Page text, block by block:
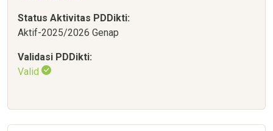
Status Aktivitas PDDikti:
Aktif-2025/2026 Genap
Validasi PDDikti:
Valid